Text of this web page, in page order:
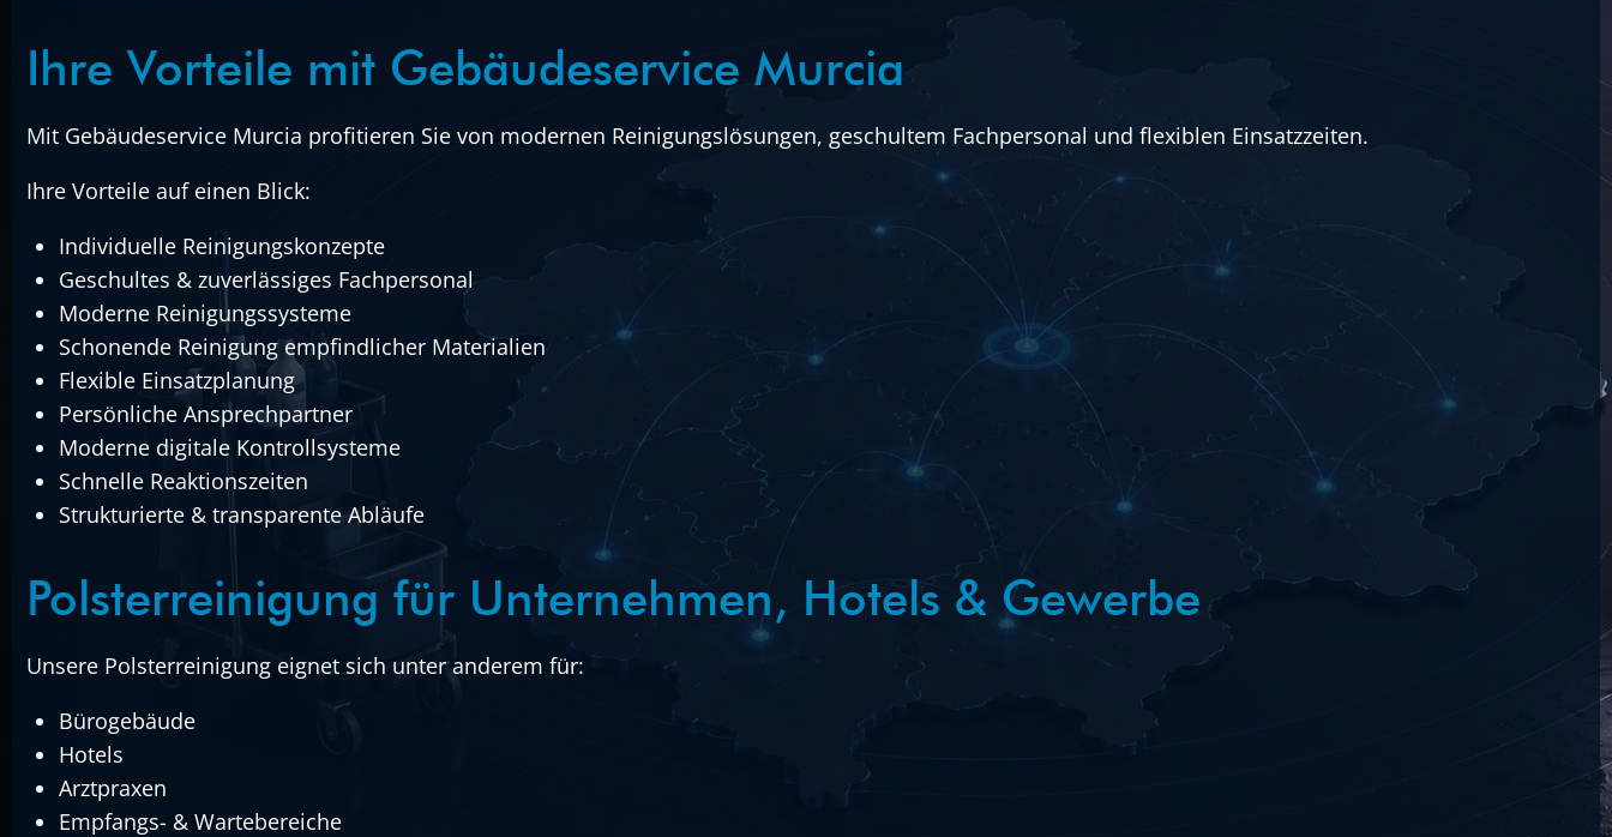
Ihre Vorteile mit Gebäudeservice Murcia
Mit Gebäudeservice Murcia profitieren Sie von modernen Reinigungslösungen, geschultem Fachpersonal und flexiblen Einsatzzeiten.
Ihre Vorteile auf einen Blick:
Individuelle Reinigungskonzepte
Geschultes & zuverlässiges Fachpersonal
Moderne Reinigungssysteme
Schonende Reinigung empfindlicher Materialien
Flexible Einsatzplanung
Persönliche Ansprechpartner
Moderne digitale Kontrollsysteme
Schnelle Reaktionszeiten
Strukturierte & transparente Abläufe
Polsterreinigung für Unternehmen, Hotels & Gewerbe
Unsere Polsterreinigung eignet sich unter anderem für:
Bürogebäude
Hotels
Arztpraxen
Empfangs- & Wartebereiche